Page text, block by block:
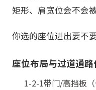
矩形、肩宽位会不会
你选的座位进出要不要
座位布局与过道通路
1-2-1带门/高挡板